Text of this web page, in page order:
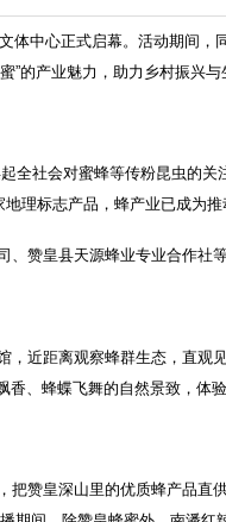
体中心正式启幕。活动期间，
的产业魅力，助力乡村振兴与
全社会对蜜蜂等传粉昆虫的
理标志产品，蜂产业已成为
赞皇县天源蜂业专业合作社等
近距离观察蜂群生态，直观
、蜂蝶飞舞的自然景致，体
赞皇深山里的优质蜂产品直